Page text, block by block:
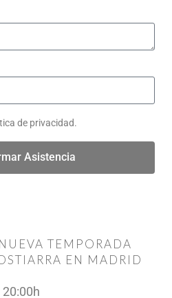
de privacidad.
Asistencia
TEMPORADA
EN MADRID
20:00h